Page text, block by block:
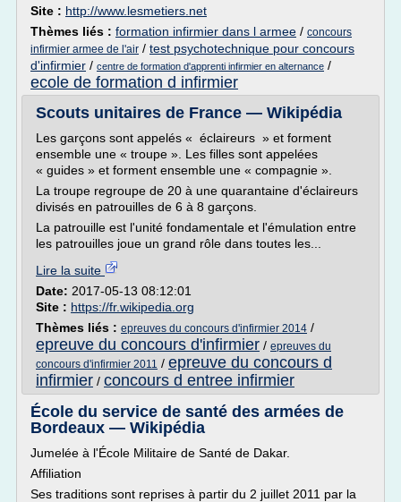
Site : http://www.lesmetiers.net
Thèmes liés : formation infirmier dans l armee / concours
infirmier armee de l'air / test psychotechnique pour concours
d'infirmier / centre de formation d'apprenti infirmier en alternance /
ecole de formation d infirmier
Scouts unitaires de France — Wikipédia
Les garçons sont appelés « éclaireurs » et forment
ensemble une « troupe ». Les filles sont appelées
« guides » et forment ensemble une « compagnie ».
La troupe regroupe de 20 à une quarantaine d'éclaireurs
divisés en patrouilles de 6 à 8 garçons.
La patrouille est l'unité fondamentale et l'émulation entre
les patrouilles joue un grand rôle dans toutes les...
Lire la suite
Date: 2017-05-13 08:12:01
Site : https://fr.wikipedia.org
Thèmes liés : epreuves du concours d'infirmier 2014 /
epreuve du concours d'infirmier / epreuves du
concours d'infirmier 2011 / epreuve du concours d
infirmier / concours d entree infirmier
École du service de santé des armées de
Bordeaux — Wikipédia
Jumelée à l'École Militaire de Santé de Dakar.
Affiliation
Ses traditions sont reprises à partir du 2 juillet 2011 par la